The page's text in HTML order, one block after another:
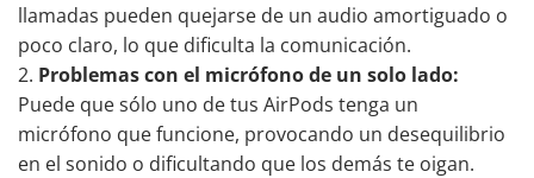
llamadas pueden quejarse de un audio amortiguado o
poco claro, lo que dificulta la comunicación.
Problemas con el micrófono de un solo lado:
Puede que sólo uno de tus AirPods tenga un
micrófono que funcione, provocando un desequilibrio
en el sonido o dificultando que los demás te oigan.